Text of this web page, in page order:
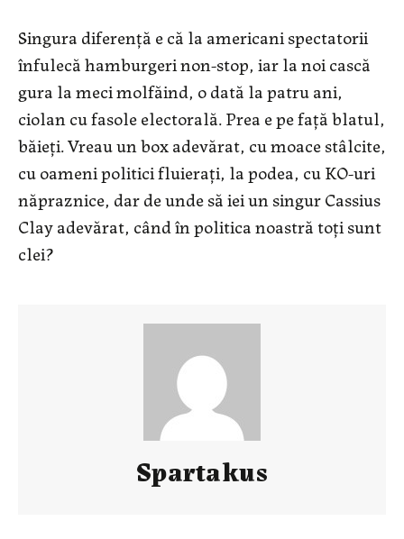
Singura diferenţă e că la americani spectatorii
înfulecă hamburgeri non-stop, iar la noi cască
gura la meci molfăind, o dată la patru ani,
ciolan cu fasole electorală. Prea e pe faţă blatul,
băieţi. Vreau un box adevărat, cu moace stâlcite,
cu oameni politici fluieraţi, la podea, cu KO-uri
năpraznice, dar de unde să iei un singur Cassius
Clay adevărat, când în politica noastră toţi sunt
clei?
Spartakus